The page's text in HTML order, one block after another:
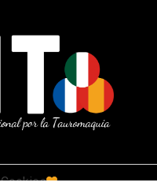
Cookies